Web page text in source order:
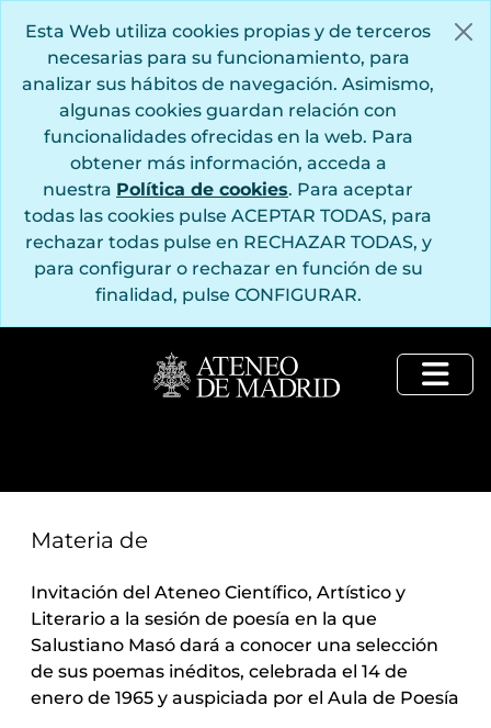
Esta Web utiliza cookies propias y de terceros
necesarias para su funcionamiento, para
analizar sus hábitos de navegación. Asimismo,
algunas cookies guardan relación con
funcionalidades ofrecidas en la web. Para
obtener más información, acceda a
nuestra Política de cookies. Para aceptar
todas las cookies pulse ACEPTAR TODAS, para
rechazar todas pulse en RECHAZAR TODAS, y
para configurar o rechazar en función de su
finalidad, pulse CONFIGURAR.
Materia de
Invitación del Ateneo Científico, Artístico y
Literario a la sesión de poesía en la que
Salustiano Masó dará a conocer una selección
de sus poemas inéditos, celebrada el 14 de
enero de 1965 y auspiciada por el Aula de Poesía